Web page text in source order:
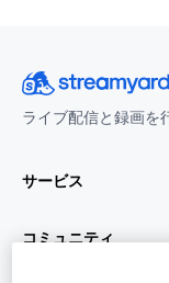
ライブ配信と録画を
サービス
コミュニティ